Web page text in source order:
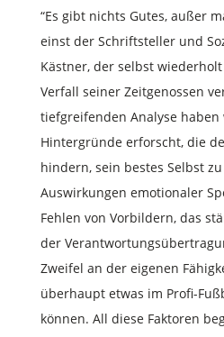
“Es gibt nichts Gutes, außer
einst der Schriftsteller und
Kästner, der selbst
Verfall seiner Zeitgenossen
tiefgreifenden Analyse
Hintergründe erforscht, die
hindern, sein bestes Selbst
Auswirkungen emotionaler
Fehlen von Vorbildern, das
der
Zweifel an der eigenen
überhaupt etwas im Profi-
können. All diese Faktoren